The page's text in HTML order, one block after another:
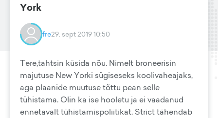
York
fre29. sept 2019 10:50
Tere,tahtsin küsida nõu. Nimelt broneerisin
majutuse New Yorki sügiseseks koolivaheajaks,
aga plaanide muutuse tõttu pean selle
tühistama. Olin ka ise hooletu ja ei vaadanud
ennetavalt tühistamispoliitikat. Strict tähendab